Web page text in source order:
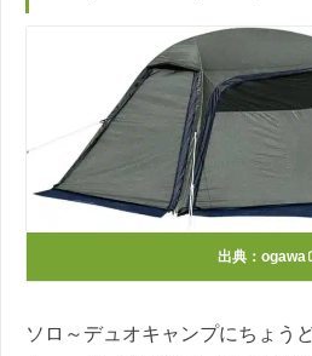
出典： ogawa
ソロ～デュオキャンプにちょう